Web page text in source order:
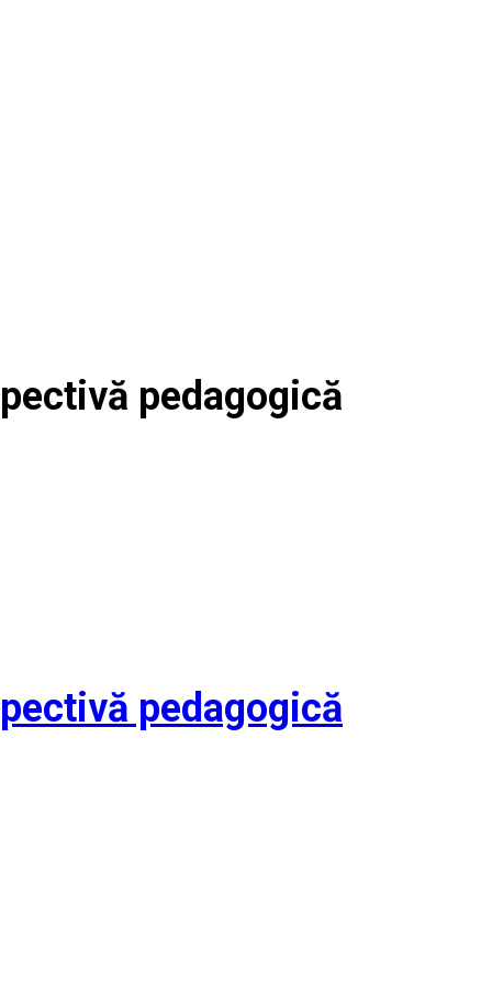
pedagogică
pedagogică